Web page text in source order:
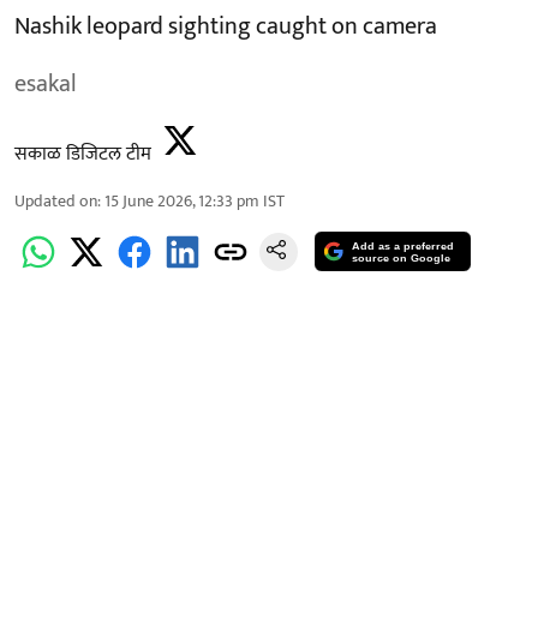
Nashik leopard sighting caught on camera
esakal
सकाळ डिजिटल टीम
Updated on:15 June 2026, 12:33 pm IST
Add as a preferred
source on Google